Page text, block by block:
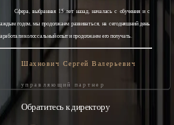
Сфера, выбранная 15 лет назад, началась с обучения и с
годом, мы продолжаем развиваться, на сегодняшний день
колоссальный опыт и продолжаем его получать.
Шахнович Сергей Валерьевич
управляющий партнер
Обратитесь к директору